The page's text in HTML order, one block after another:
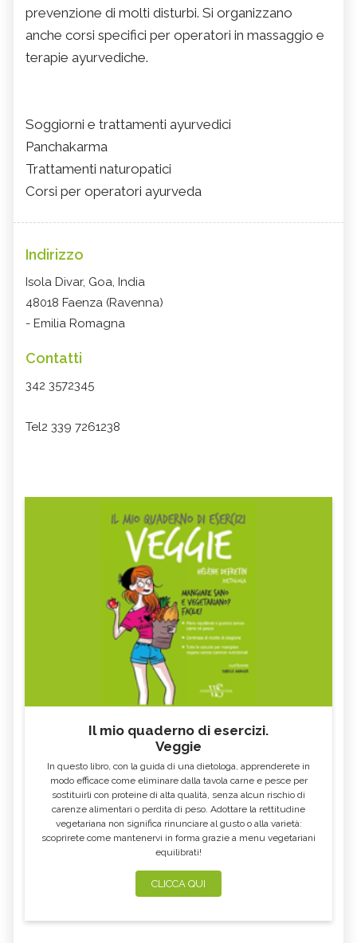
prevenzione di molti disturbi. Si organizzano
anche corsi specifici per operatori in massaggio e
terapie ayurvediche.
Soggiorni e trattamenti ayurvedici
Panchakarma
Trattamenti naturopatici
Corsi per operatori ayurveda
Indirizzo
Isola Divar, Goa, India
48018 Faenza (Ravenna)
- Emilia Romagna
Contatti
342 3572345
Tel2 339 7261238
Il mio quaderno di esercizi.
Veggie
In questo libro, con la guida di una dietologa, apprenderete in
modo efficace come eliminare dalla tavola carne e pesce per
sostituirli con proteine di alta qualità, senza alcun rischio di
carenze alimentari o perdita di peso. Adottare la rettitudine
vegetariana non significa rinunciare al gusto o alla varietà:
scoprirete come mantenervi in forma grazie a menu vegetariani
equilibrati!
CLICCA QUI